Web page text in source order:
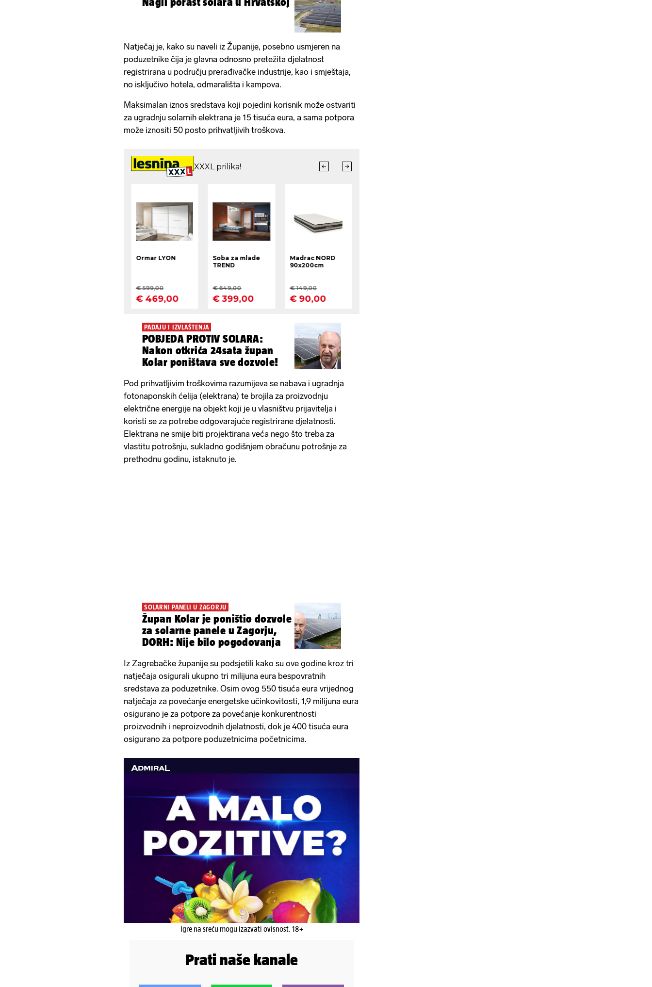
Natječaj je, kako su naveli iz Županije, posebno usmjeren na
poduzetnike čija je glavna odnosno pretežita djelatnost
registrirana u području prerađivačke industrije, kao i smještaja,
no isključivo hotela, odmarališta i kampova.
Maksimalan iznos sredstava koji pojedini korisnik može ostvariti
za ugradnju solarnih elektrana je 15 tisuća eura, a sama potpora
može iznositi 50 posto prihvatljivih troškova.
PADAJU I IZVLAŠTENJA
POBJEDA PROTIV SOLARA:
Nakon otkrića 24sata župan
Kolar poništava sve dozvole!
Pod prihvatljivim troškovima razumijeva se nabava i ugradnja
fotonaponskih ćelija (elektrana) te brojila za proizvodnju
električne energije na objekt koji je u vlasništvu prijavitelja i
koristi se za potrebe odgovarajuće registrirane djelatnosti.
Elektrana ne smije biti projektirana veća nego što treba za
vlastitu potrošnju, sukladno godišnjem obračunu potrošnje za
prethodnu godinu, istaknuto je.
SOLARNI PANELI U ZAGORJU
Župan Kolar je poništio dozvole
za solarne panele u Zagorju,
DORH: Nije bilo pogodovanja
Iz Zagrebačke županije su podsjetili kako su ove godine kroz tri
natječaja osigurali ukupno tri milijuna eura bespovratnih
sredstava za poduzetnike. Osim ovog 550 tisuća eura vrijednog
natječaja za povećanje energetske učinkovitosti, 1,9 milijuna eura
osigurano je za potpore za povećanje konkurentnosti
proizvodnih i neproizvodnih djelatnosti, dok je 400 tisuća eura
osigurano za potpore poduzetnicima početnicima.
Igre na sreću mogu izazvati ovisnost. 18+
Prati naše kanale